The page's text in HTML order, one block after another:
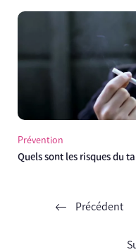
Prévention
Quels sont les risques du
Précédent